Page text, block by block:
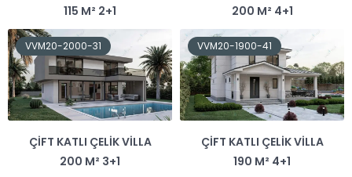
115 M² 2+1
200 M² 4+1
VVM20-2000-31
ÇIFT KATLI ÇELIK VILLA
200 M² 3+1
VVM20-1900-41
ÇIFT KATLI ÇELIK VILLA
190 M² 4+1